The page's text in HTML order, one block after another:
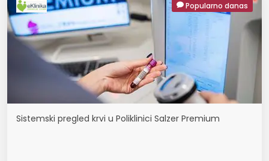
Popularno danas
Sistemski pregled krvi u Poliklinici Salzer Premium